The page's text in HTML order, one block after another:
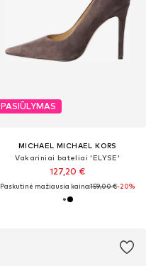
PASIŪLYMAS
MICHAEL MICHAEL KORS
Vakariniai bateliai 'ELYSE'
127,20 €
Paskutinė mažiausia kaina:159,00 €-20%